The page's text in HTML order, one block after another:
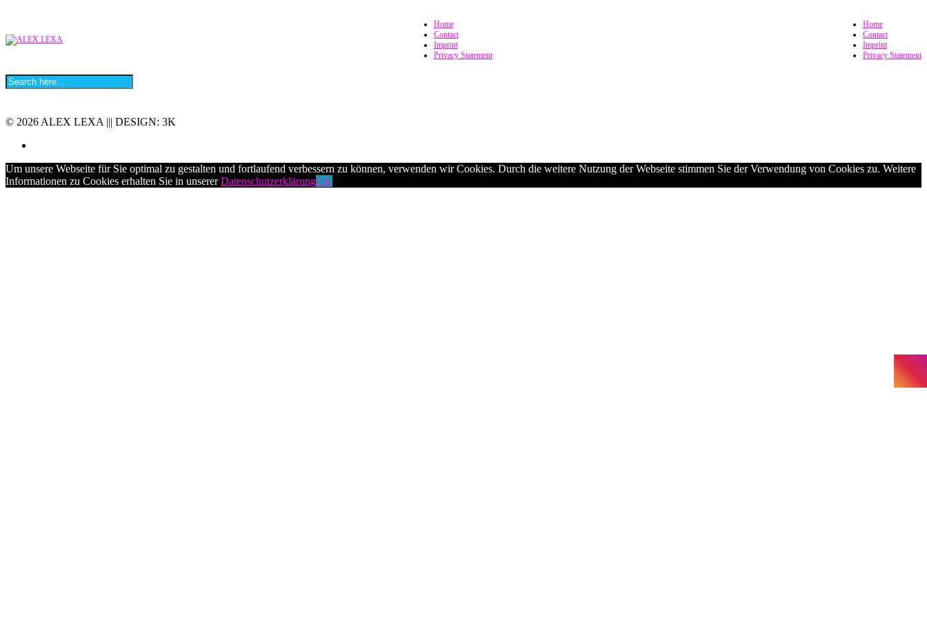
Home
Contact
Imprint
Privacy Statement
Home
Contact
Imprint
Privacy Statement
© 2026 ALEX LEXA ||| DESIGN: 3K
Um unsere Webseite für Sie optimal zu gestalten und fortlaufend verbessern zu können, verwenden wir Cookies. Durch die weitere Nutzung der Webseite stimmen Sie der Verwendung von Cookies zu. Weitere
Informationen zu Cookies erhalten Sie in unsererDatenschutzerklärungOK